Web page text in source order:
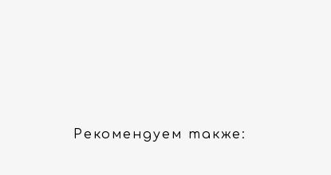
Рекомендуем также: